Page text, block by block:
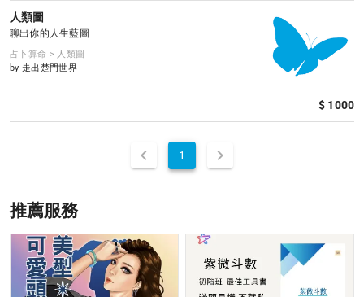
人類圖
聊出你的人生藍圖
占卜算命 > 人類圖
by 走出楚門世界
$ 1000
1
推薦服務